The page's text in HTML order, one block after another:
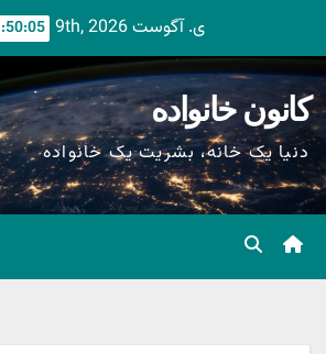
content
ی. آگوست 9th, 2026 PM
کانون خانواده
دنیا یک خانه، بشریت یک خانواده